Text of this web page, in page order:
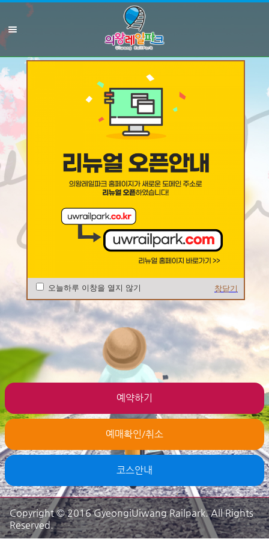
오늘하루 이창을 열지 않기 창닫기
예약하기
예매확인/취소
코스안내
Copyright © 2016 GyeongiUiwang Railpark. All Rights
Reserved.